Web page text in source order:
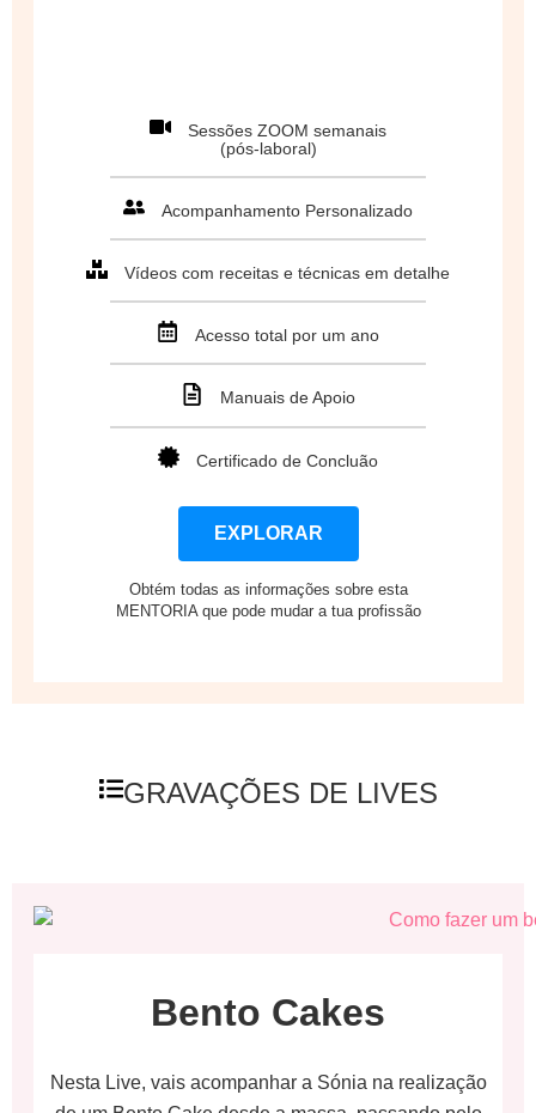
Sessões ZOOM semanais
(pós-laboral)
Acompanhamento Personalizado
Vídeos com receitas e técnicas em detalhe
Acesso total por um ano
Manuais de Apoio
Certificado de Concluão
EXPLORAR
Obtém todas as informações sobre esta
MENTORIA que pode mudar a tua profissão
GRAVAÇÕES DE LIVES
Bento Cakes
Nesta Live, vais acompanhar a Sónia na realização